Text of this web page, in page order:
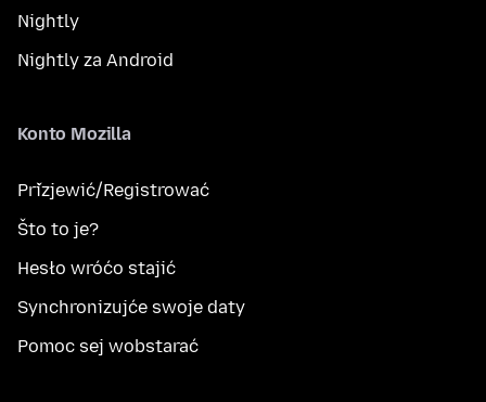
Nightly
Nightly za Android
Konto Mozilla
Přizjewić/Registrować
Što to je?
Hesło wróćo stajić
Synchronizujće swoje daty
Pomoc sej wobstarać